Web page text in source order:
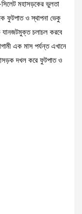
সিলেট মহাসড়কের ভুলতা
ফুটপাত ও স্থাপনা ভেকু
যানজটমুক্ত চলাচল করবে
এক মাস পর্যন্ত এখানে
দখল করে ফুটপাত ও